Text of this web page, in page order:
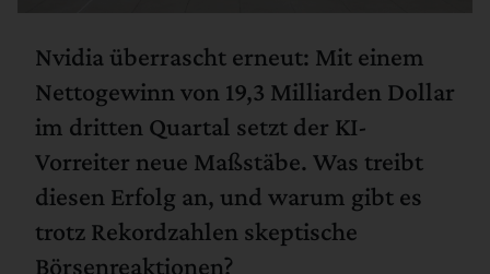
Nvidia überrascht erneut: Mit einem
Nettogewinn von 19,3 Milliarden Dollar
im dritten Quartal setzt der KI-
Vorreiter neue Maßstäbe. Was treibt
diesen Erfolg an, und warum gibt es
trotz Rekordzahlen skeptische
Börsenreaktionen?